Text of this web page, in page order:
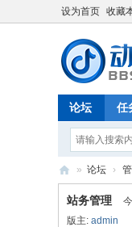
设为首页 收藏
论坛 任
动
感
» 论坛 ›
站务管理
版主: admin